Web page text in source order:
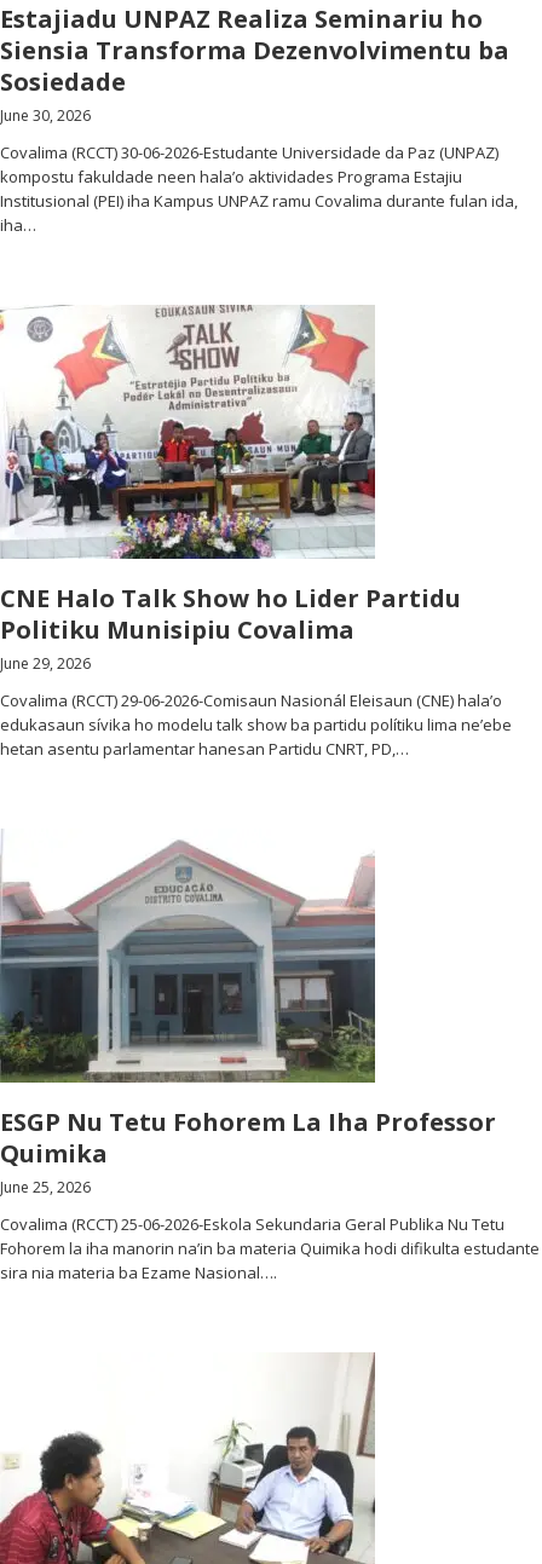
Estajiadu UNPAZ Realiza Seminariu ho
Siensia Transforma Dezenvolvimentu ba
Sosiedade
June 30, 2026
Covalima (RCCT) 30-06-2026-Estudante Universidade da Paz (UNPAZ)
kompostu fakuldade neen hala’o aktividades Programa Estajiu
Institusional (PEI) iha Kampus UNPAZ ramu Covalima durante fulan ida,
iha…
CNE Halo Talk Show ho Lider Partidu
Politiku Munisipiu Covalima
June 29, 2026
Covalima (RCCT) 29-06-2026-Comisaun Nasionál Eleisaun (CNE) hala’o
edukasaun sívika ho modelu talk show ba partidu polítiku lima ne’ebe
hetan asentu parlamentar hanesan Partidu CNRT, PD,…
ESGP Nu Tetu Fohorem La Iha Professor
Quimika
June 25, 2026
Covalima (RCCT) 25-06-2026-Eskola Sekundaria Geral Publika Nu Tetu
Fohorem la iha manorin na’in ba materia Quimika hodi difikulta estudante
sira nia materia ba Ezame Nasional….